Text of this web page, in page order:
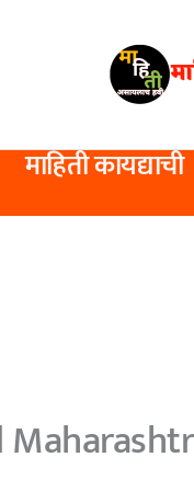
माहिती कायद्याची